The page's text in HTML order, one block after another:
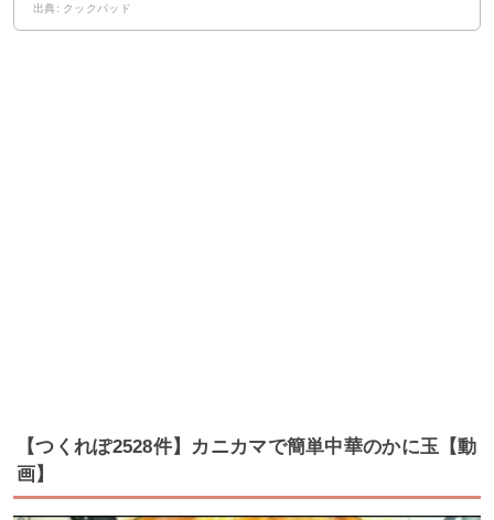
出典: クックパッド
【つくれぽ2528件】カニカマで簡単中華のかに玉【動
画】